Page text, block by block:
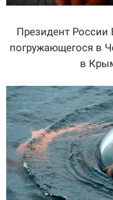
Президент России
погружающегося в
в